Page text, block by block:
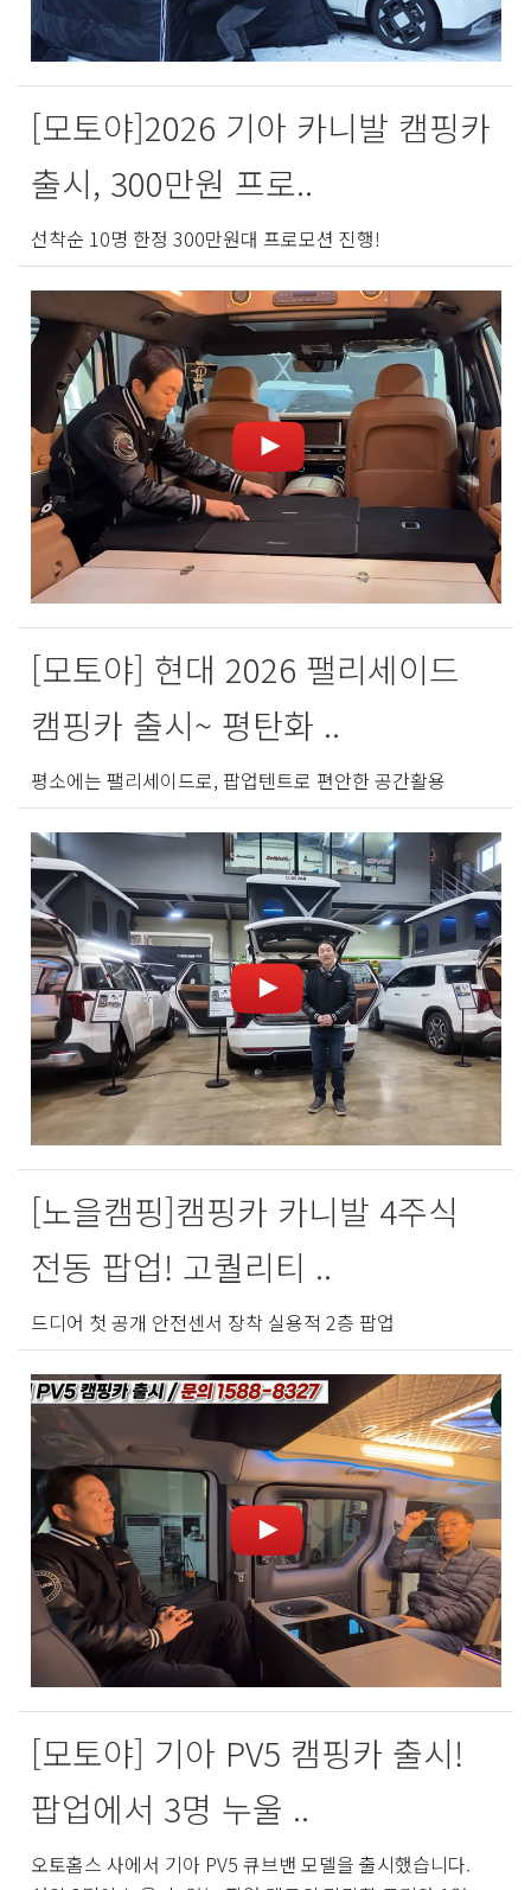
[모토야]2026 기아 카니발 캠핑카
출시, 300만원 프로..
선착순 10명 한정 300만원대 프로모션 진행!
[모토야] 현대 2026 팰리세이드
캠핑카 출시~ 평탄화 ..
평소에는 팰리세이드로, 팝업텐트로 편안한 공간활용
[노을캠핑]캠핑카 카니발 4주식
전동 팝업! 고퀄리티 ..
드디어 첫 공개 안전센서 장착 실용적 2층 팝업
[모토야] 기아 PV5 캠핑카 출시!
팝업에서 3명 누울 ..
오토홈스 사에서 기아 PV5 큐브밴 모델을 출시했습니다.